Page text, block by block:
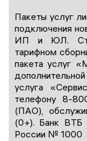
Пакеты услуг
подключения
ИП и ЮЛ.
тарифном
пакета услуг
услуга
телефону 8-
(ПАО),
(0+). Банк ВТБ
России № 1000